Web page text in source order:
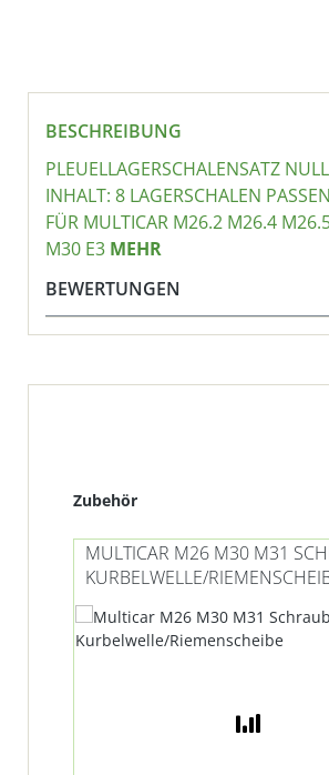
BESCHREIBUNG
PLEUELLAGERSCHALENSATZ
NHALT: 8 LAGERSCHALEN
ÜR MULTICAR M26.2 M26.4 M26.5
30 E3 MEHR
BEWERTUNGEN
Produktgalerie überspringen
Zubehör
MULTICAR M26 M30 M31
KURBELWELLE/